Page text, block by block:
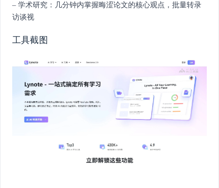
– 学术研究：几分钟内掌握晦涩论文的核心观点，批量转录
访谈视
工具截图